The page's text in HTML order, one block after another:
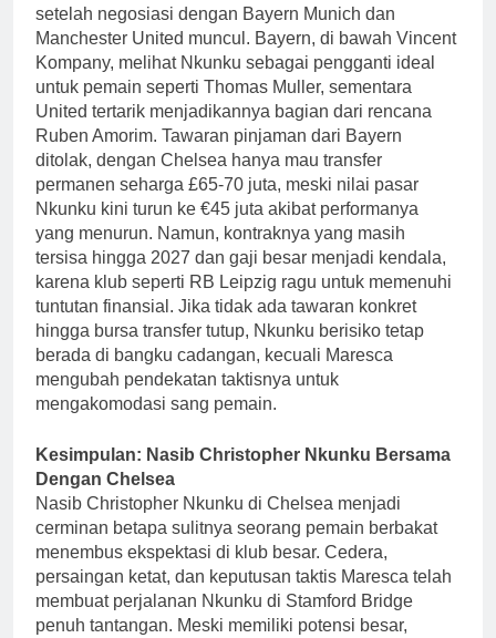
setelah negosiasi dengan Bayern Munich dan
Manchester United muncul. Bayern, di bawah Vincent
Kompany, melihat Nkunku sebagai pengganti ideal
untuk pemain seperti Thomas Muller, sementara
United tertarik menjadikannya bagian dari rencana
Ruben Amorim. Tawaran pinjaman dari Bayern
ditolak, dengan Chelsea hanya mau transfer
permanen seharga £65-70 juta, meski nilai pasar
Nkunku kini turun ke €45 juta akibat performanya
yang menurun. Namun, kontraknya yang masih
tersisa hingga 2027 dan gaji besar menjadi kendala,
karena klub seperti RB Leipzig ragu untuk memenuhi
tuntutan finansial. Jika tidak ada tawaran konkret
hingga bursa transfer tutup, Nkunku berisiko tetap
berada di bangku cadangan, kecuali Maresca
mengubah pendekatan taktisnya untuk
mengakomodasi sang pemain.
Kesimpulan: Nasib Christopher Nkunku Bersama
Dengan Chelsea
Nasib Christopher Nkunku di Chelsea menjadi
cerminan betapa sulitnya seorang pemain berbakat
menembus ekspektasi di klub besar. Cedera,
persaingan ketat, dan keputusan taktis Maresca telah
membuat perjalanan Nkunku di Stamford Bridge
penuh tantangan. Meski memiliki potensi besar,